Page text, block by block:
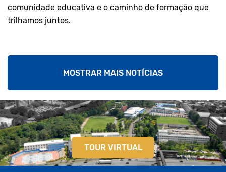
comunidade educativa e o caminho de formação que
trilhamos juntos.
MOSTRAR MAIS NOTÍCIAS
TOUR VIRTUAL